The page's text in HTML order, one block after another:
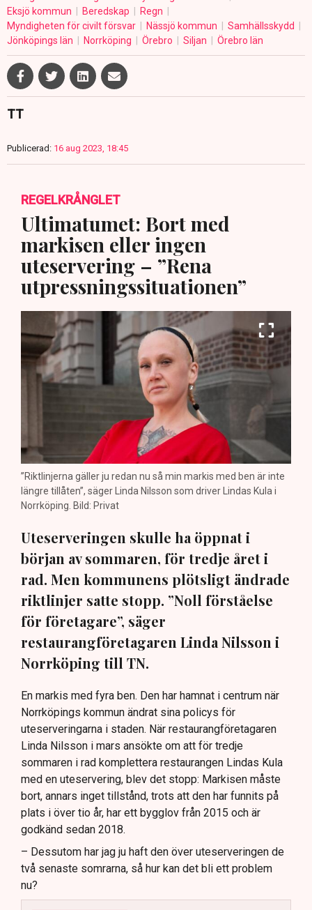
Eksjö kommun
Beredskap
Regn
Myndigheten för civilt försvar
Nässjö kommun
Samhällsskydd
Jönköpings län
Norrköping Örebro Siljan Örebro län
TT
Publicerad: 16 aug 2023, 18:45
REGELKRÅNGLET
Ultimatumet: Bort med
markisen eller ingen
uteservering – ”Rena
utpressningssituationen”
”Riktlinjerna gäller ju redan nu så min markis med ben är inte
längre tillåten”, säger Linda Nilsson som driver Lindas Kula i
Norrköping. Bild: Privat
Uteserveringen skulle ha öppnat i
början av sommaren, för tredje året i
rad. Men kommunens plötsligt ändrade
riktlinjer satte stopp. ”Noll förståelse
för företagare”, säger
restaurangföretagaren Linda Nilsson i
Norrköping till TN.
En markis med fyra ben. Den har hamnat i centrum när
Norrköpings kommun ändrat sina policys för
uteserveringarna i staden. När restaurangföretagaren
Linda Nilsson i mars ansökte om att för tredje
sommaren i rad komplettera restaurangen Lindas Kula
med en uteservering, blev det stopp: Markisen måste
bort, annars inget tillstånd, trots att den har funnits på
plats i över tio år, har ett bygglov från 2015 och är
godkänd sedan 2018.
– Dessutom har jag ju haft den över uteserveringen de
två senaste somrarna, så hur kan det bli ett problem
nu?